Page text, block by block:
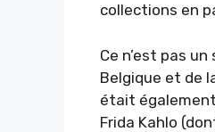
collections en
Ce n’est pas
Belgique et de
était également
Frida Kahlo